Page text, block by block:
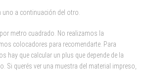
uno a continuación del otro.
metro cuadrado. No realizamos la
colocadores para recomendarte. Para
hay que calcular un plus que depende de la
Si querés ver una muestra del material impreso,